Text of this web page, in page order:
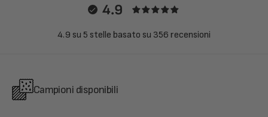
4.9
4.9 su 5 stelle basato su 356 recensioni
Campioni disponibili